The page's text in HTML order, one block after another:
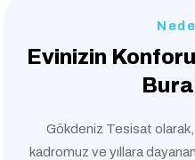
Evinizin
Gökdeniz Tesisat olarak,
kadromuz ve yıllara